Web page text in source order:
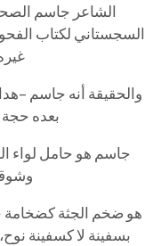
الشاعر جاسم
السجستاني لكتاب
والحقيقة أنه جاسم
بعده حجة
جاسم هو حامل لواء
هو ضخم الجثة كضخامة
بسفينة لا كسفينة